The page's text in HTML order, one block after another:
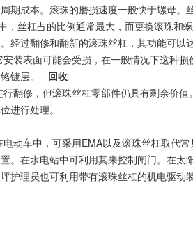
期成本。滚珠的磨损速度一般快于螺母
，丝杠占的比例通常最大，而更换滚珠
经过翻修和翻新的滚珠丝杠，其功能可以
装表面可能会受损，在一般情况下这种
镀层。
回收
翻修，但滚珠丝杠零部件仍具有剩余价
进行处理。
动车中，可采用EMA以及滚珠丝杠取代
。在水电站中可利用其来控制闸门。在
护理员也可利用带有滚珠丝杠的机电驱动